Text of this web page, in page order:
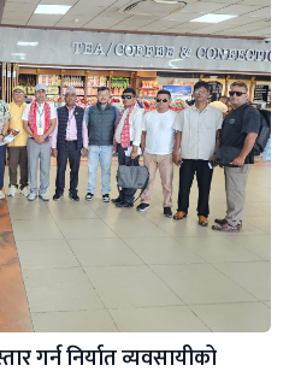
गर्न निर्यात व्यवसायीको